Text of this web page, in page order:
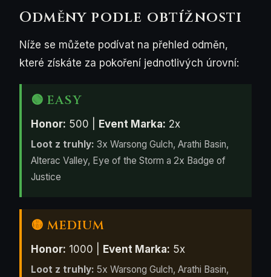
Odměny podle obtížnosti
Níže se můžete podívat na přehled odměn,
které získáte za pokoření jednotlivých úrovní:
🟢 EASY
Honor: 500 | Event Marka: 2x
Loot z truhly: 3x Warsong Gulch, Arathi Basin,
Alterac Valley, Eye of the Storm a 2x Badge of
Justice
🟡 MEDIUM
Honor: 1000 | Event Marka: 5x
Loot z truhly: 5x Warsong Gulch, Arathi Basin,